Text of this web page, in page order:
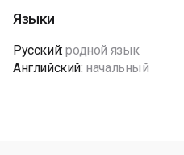
Языки
Русский: родной язык
Английский: начальный